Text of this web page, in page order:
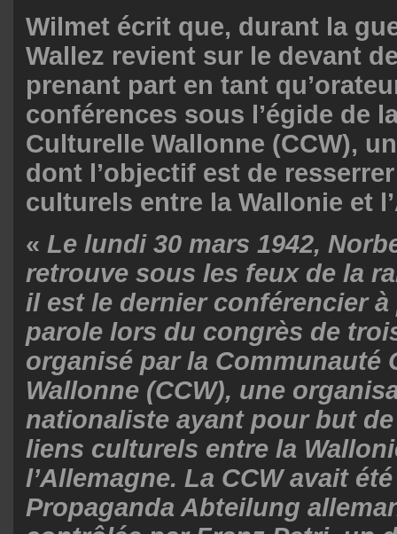
Wilmet écrit que, durant la
Wallez revient sur le devant
prenant part en tant
conférences sous l’égide de
Culturelle Wallonne (CCW),
dont l’objectif est de
culturels entre la Wallonie et
« Le lundi 30 mars 1942,
retrouve sous les feux de la
il est le dernier conférencier à
parole lors du congrès de
organisé par la Communauté
Wallonne (CCW), une
nationaliste ayant pour but
liens culturels entre la
l’Allemagne. La CCW avait
Propaganda Abteilung